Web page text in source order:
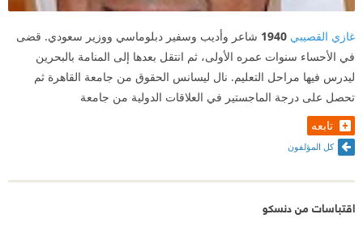
غازي القصيبي 1940 شاعر وأديب وسفير دبلوماسي ووزير سعودي. قضى
في الأحساء سنوات عمره الأولى، ثم انتقل بعدها إلى المنامة بالبحرين
ليدرس فيها مراحل التعليم. نال ليسانس الحقوق من جامعة القاهرة ثم
تحصل على درجة الماجستير في العلاقات الدولية من جامعة
تابعه
كل المؤلفون
اقتباسات من دنسكو